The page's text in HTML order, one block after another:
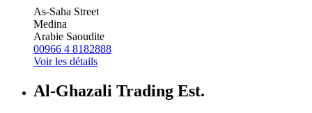
As-Saha Street
Medina
Arabie Saoudite
00966 4 8182888
Voir les détails
Al-Ghazali Trading Est.